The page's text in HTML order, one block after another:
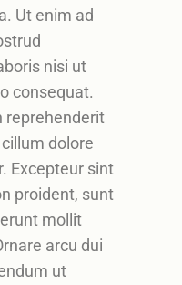
Ut enim ad
nisi ut
consequat.
reprehenderit
dolore
Excepteur sint
proident, sunt
mollit
arcu dui
ut